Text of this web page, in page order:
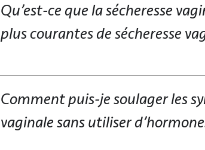
Qu’est-ce que la sécheresse
plus courantes de sécheresse
Comment puis-je soulager les
vaginale sans utiliser